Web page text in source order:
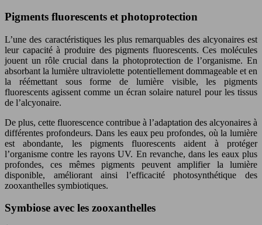
Pigments fluorescents et photoprotection
L’une des caractéristiques les plus remarquables des alcyonaires est
leur capacité à produire des pigments fluorescents. Ces molécules
jouent un rôle crucial dans la photoprotection de l’organisme. En
absorbant la lumière ultraviolette potentiellement dommageable et en
la réémettant sous forme de lumière visible, les pigments
fluorescents agissent comme un écran solaire naturel pour les tissus
de l’alcyonaire.
De plus, cette fluorescence contribue à l’adaptation des alcyonaires à
différentes profondeurs. Dans les eaux peu profondes, où la lumière
est abondante, les pigments fluorescents aident à protéger
l’organisme contre les rayons UV. En revanche, dans les eaux plus
profondes, ces mêmes pigments peuvent amplifier la lumière
disponible, améliorant ainsi l’efficacité photosynthétique des
zooxanthelles symbiotiques.
Symbiose avec les zooxanthelles